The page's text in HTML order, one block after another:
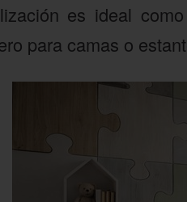
es ideal
para camas o